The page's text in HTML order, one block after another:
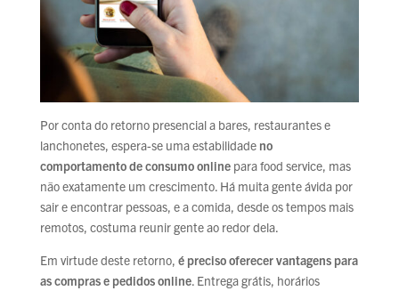
Por conta do retorno presencial a bares, restaurantes e
lanchonetes, espera-se uma estabilidadeno
comportamento de consumo online para food service, mas
não exatamente um crescimento. Há muita gente ávida por
sair e encontrar pessoas, e a comida, desde os tempos mais
remotos, costuma reunir gente ao redor dela.
Em virtude deste retorno, é preciso oferecer vantagens para
as compras e pedidos online. Entrega grátis, horários